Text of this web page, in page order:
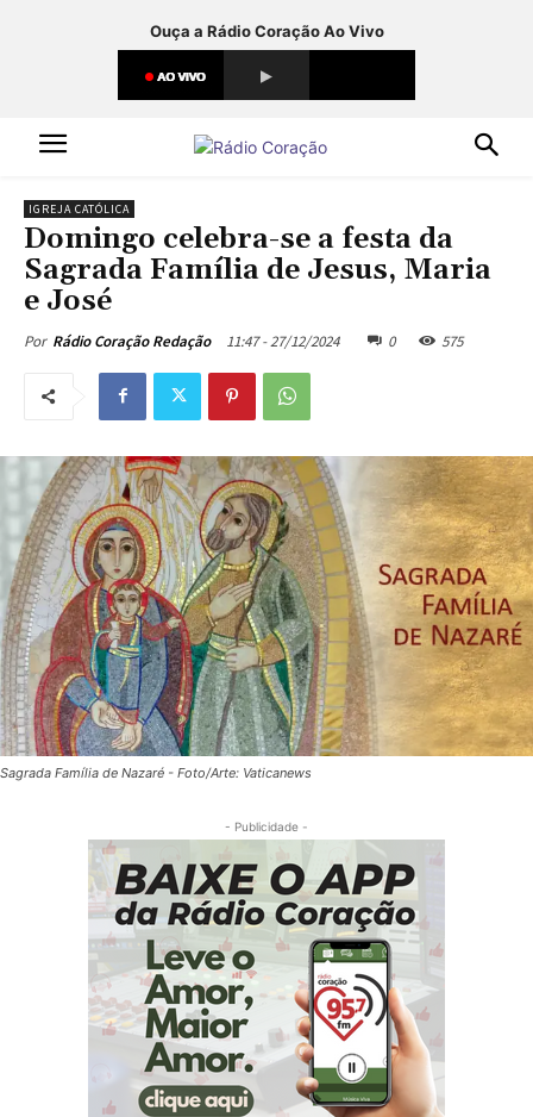
Ouça a Rádio Coração Ao Vivo
IGREJA CATÓLICA
Domingo celebra-se a festa da
Sagrada Família de Jesus, Maria
e José
Por Rádio Coração Redação 11:47 - 27/12/2024 0 575
Sagrada Família de Nazaré - Foto/Arte: Vaticanews
- Publicidade -